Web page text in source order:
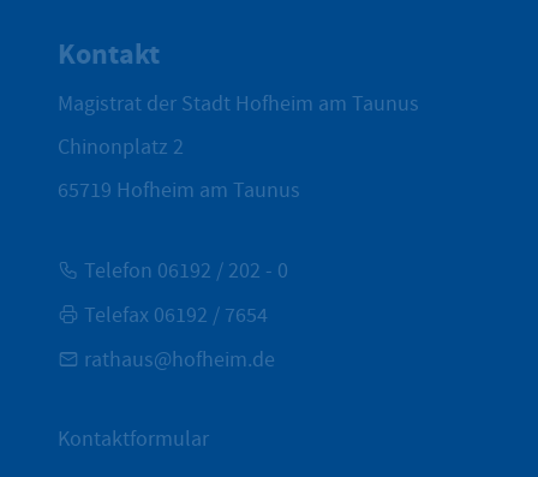
Kontakt
Magistrat der Stadt Hofheim am Taunus
Chinonplatz 2
65719 Hofheim am Taunus
Telefon 06192 / 202 - 0
Telefax 06192 / 7654
rathaus@hofheim.de
Kontaktformular